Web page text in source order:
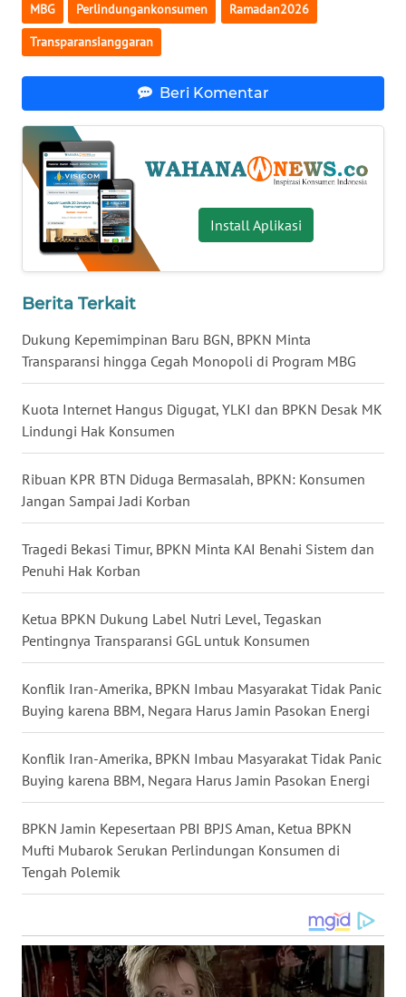
MBG Perlindungankonsumen Ramadan2026
Transparansianggaran
Beri Komentar
Install Aplikasi
Berita Terkait
Dukung Kepemimpinan Baru BGN, BPKN Minta
Transparansi hingga Cegah Monopoli di Program MBG
Kuota Internet Hangus Digugat, YLKI dan BPKN Desak MK
Lindungi Hak Konsumen
Ribuan KPR BTN Diduga Bermasalah, BPKN: Konsumen
Jangan Sampai Jadi Korban
Tragedi Bekasi Timur, BPKN Minta KAI Benahi Sistem dan
Penuhi Hak Korban
Ketua BPKN Dukung Label Nutri Level, Tegaskan
Pentingnya Transparansi GGL untuk Konsumen
Konflik Iran-Amerika, BPKN Imbau Masyarakat Tidak Panic
Buying karena BBM, Negara Harus Jamin Pasokan Energi
Konflik Iran-Amerika, BPKN Imbau Masyarakat Tidak Panic
Buying karena BBM, Negara Harus Jamin Pasokan Energi
BPKN Jamin Kepesertaan PBI BPJS Aman, Ketua BPKN
Mufti Mubarok Serukan Perlindungan Konsumen di
Tengah Polemik
WN
NUSANTARA
JOGJA
WN
JATIM
WN
BALI
KALBAR
WN
WN
KALTARA
KALSEL
WN
KALTIM
WN
SULSEL
WN
GORONTALO
WN
SULUT
WN
MALUKU
WN
WN
DAIRI